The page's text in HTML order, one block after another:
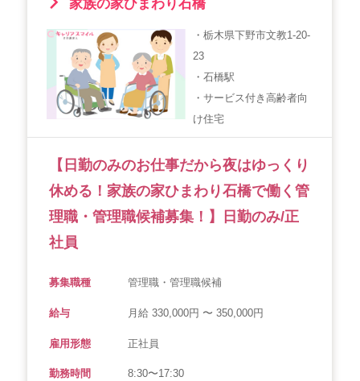
家族の家ひまわり石橋
・栃木県下野市文教1-20-
23
・石橋駅
・サービス付き高齢者向
け住宅
【日勤のみのお仕事だから夜はゆっくり
休める！家族の家ひまわり石橋で働く管
理職・管理職候補募集！】日勤のみ/正
社員
募集職種 管理職・管理職候補
給与 月給 330,000円 〜 350,000円
雇用形態 正社員
勤務時間 8:30〜17:30